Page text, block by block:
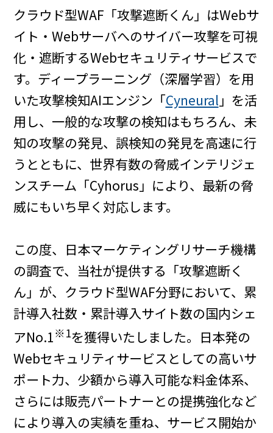
クラウド型WAF「攻撃遮断くん」はWebサ
イト・Webサーバへのサイバー攻撃を可視
化・遮断するWebセキュリティサービスで
す。ディープラーニング（深層学習）を用
いた攻撃検知AIエンジン「Cyneural 」を活
用し、一般的な攻撃の検知はもちろん、未
知の攻撃の発見、誤検知の発見を高速に行
うとともに、世界有数の脅威インテリジェ
ンスチーム「Cyhorus」により、最新の脅
威にもいち早く対応します。
この度、日本マーケティングリサーチ機構
の調査で、当社が提供する「攻撃遮断く
ん」が、クラウド型WAF分野において、累
計導入社数・累計導入サイト数の国内シェ
アNo.1※1を獲得いたしました。日本発の
Webセキュリティサービスとしての高いサ
ポート力、少額から導入可能な料金体系、
さらには販売パートナーとの提携強化など
により導入の実績を重ね、サービス開始か